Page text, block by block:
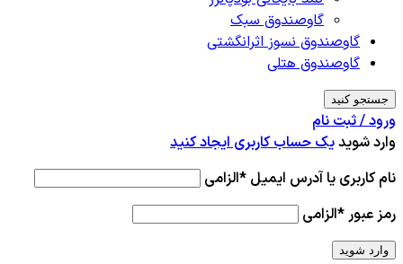
گاوصندوق سبک
گاوصندوق نسوز اثرانگشتی
گاوصندوق هتلی
جستجو کنید
ورود / ثبت نام
وارد شویدیک حساب کاربری ایجاد کنید
نام کاربری یا آدرس ایمیل *الزامی
رمز عبور*الزامی
وارد شوید